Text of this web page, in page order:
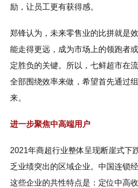
励，让员工更有获得感。
郑锋认为，未来零售业的比拼就是
能走得更远，成为市场上的领跑者
定胜负的关键。所以，七鲜超市在
全部围绕效率来做，希望首先通过
来。
进一步聚焦中高端用户
2021年商超行业整体呈现断崖式下
乏业绩突出的区域企业。中国连锁
这些企业的共性特点是：定位中高